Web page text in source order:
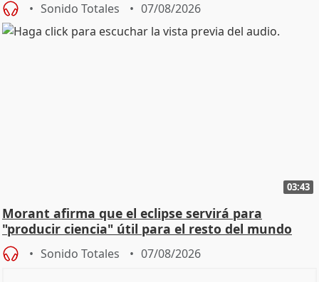
Sonido Totales 07/08/2026
03:43
Morant afirma que el eclipse servirá para
"producir ciencia" útil para el resto del mundo
Sonido Totales 07/08/2026